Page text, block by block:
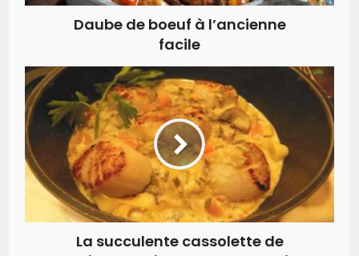
Daube de boeuf à l’ancienne
facile
La succulente cassolette de